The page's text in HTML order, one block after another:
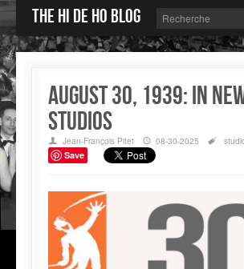
The Hi de Ho blog
August 30, 1939: in
studios
Jean-François Pitet 08-30-2025
Save